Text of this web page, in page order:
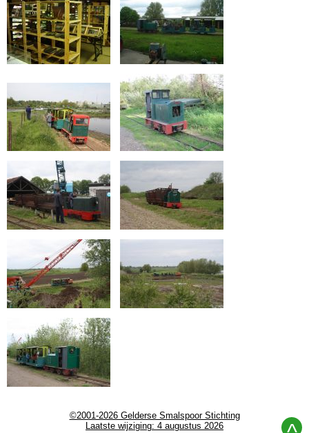
©2001-2026 Gelderse Smalspoor Stichting
Laatste wijziging: 4 augustus 2026